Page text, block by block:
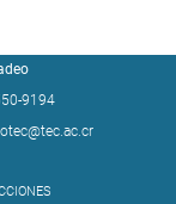
9194